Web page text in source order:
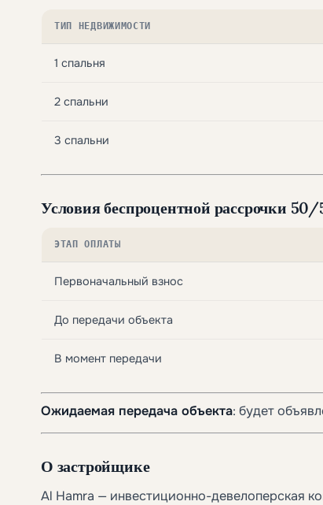
ТИП НЕДВИЖИМОСТИ
1 спальня
2 спальни
3 спальни
Условия беспроцентной рассрочки
ЭТАП ОПЛАТЫ
Первоначальный взнос
До передачи объекта
В момент передачи
Ожидаемая передача объекта: будет
О застройщике
Al Hamra — инвестиционно-девелоперская